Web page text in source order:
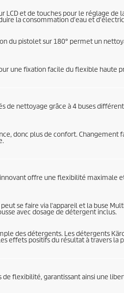
LCD et de touches pour le réglage de
la consommation d'eau et
du pistolet sur 180° permet un
une fixation facile du flexible haute
de nettoyage grâce à 4 buses
donc plus de confort. Changement
offre une flexibilité maximale
se faire via l'appareil et la buse
avec dosage de détergent inclus.
des détergents. Les détergents
effets positifs du résultat à travers la
de flexibilité, garantissant ainsi une